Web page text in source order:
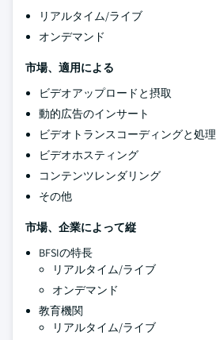
リアルタイム/ライブ
オンデマンド
市場、適用による
ビデオアップロードと摂取
動的広告のインサート
ビデオトランスコーディングと処理
ビデオホスティング
コンテンツレンダリング
その他
市場、企業によって縦
BFSIの特長
リアルタイム/ライブ
オンデマンド
教育機関
リアルタイム/ライブ